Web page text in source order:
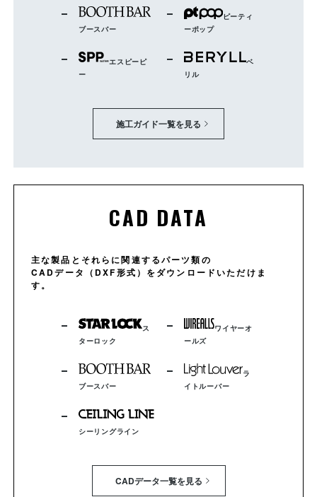
ブースバー
エスピーピ
ー
ピーティ
ーポップ
ベ
リル
施工ガイド一覧を見る
CAD DATA
主な製品とそれらに関連するパーツ類の
CADデータ（DXF形式）をダウンロードいただけま
す。
ス
ターロック
ブースバー
シーリングライン
ワイヤーオ
ールズ
ラ
イトルーバー
CADデータ一覧を見る